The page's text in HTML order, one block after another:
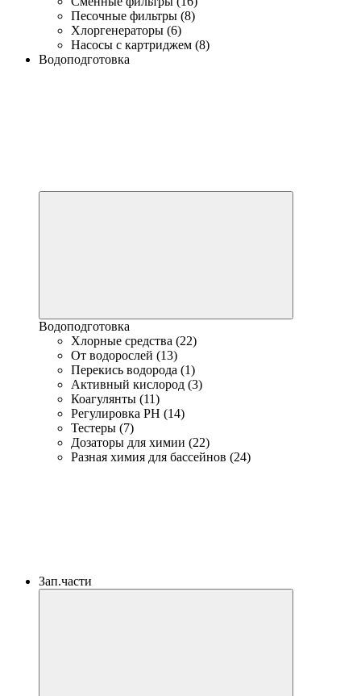
Песочные фильтры (8)
Хлоргенераторы (6)
Насосы с картриджем (8)
Водоподготовка
Водоподготовка
Хлорные средства (22)
От водорослей (13)
Перекись водорода (1)
Активный кислород (3)
Коагулянты (11)
Регулировка PH (14)
Тестеры (7)
Дозаторы для химии (22)
Разная химия для бассейнов (24)
Зап.части